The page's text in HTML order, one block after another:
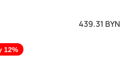
439.31 BYN
12%